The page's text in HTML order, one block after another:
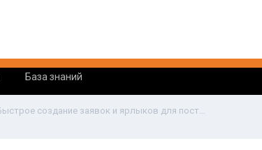
База знаний
Яндекс Маркет для продавцов. Быстрое создание заявок и ярлыков для поставок FBY.